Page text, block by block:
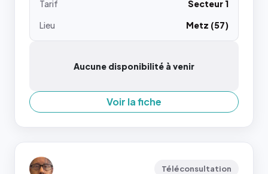
Tarif
Secteur 1
Lieu
Metz (57)
Aucune disponibilité à venir
Voir la fiche
Téléconsultation